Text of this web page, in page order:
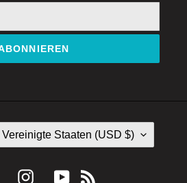
Vereinigte Staaten (USD $)
FacebookInstagramYouTube